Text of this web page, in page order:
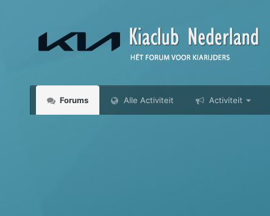
Forums Alle Activiteit Activiteit